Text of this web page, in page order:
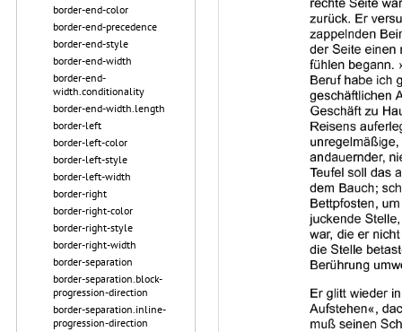
border-end-color
border-end-precedence
border-end-style
border-end-width
border-end-
width.conditionality
border-end-width.length
border-left
border-left-color
border-left-style
border-left-width
border-right
border-right-color
border-right-style
border-right-width
border-separation
border-separation.block-
progression-direction
border-separation.inline-
progression-direction